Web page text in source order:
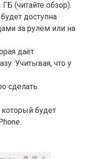
(читайте обзор).
доступна
за рулём или на
даёт
Учитывая, что у
сделать.
будет